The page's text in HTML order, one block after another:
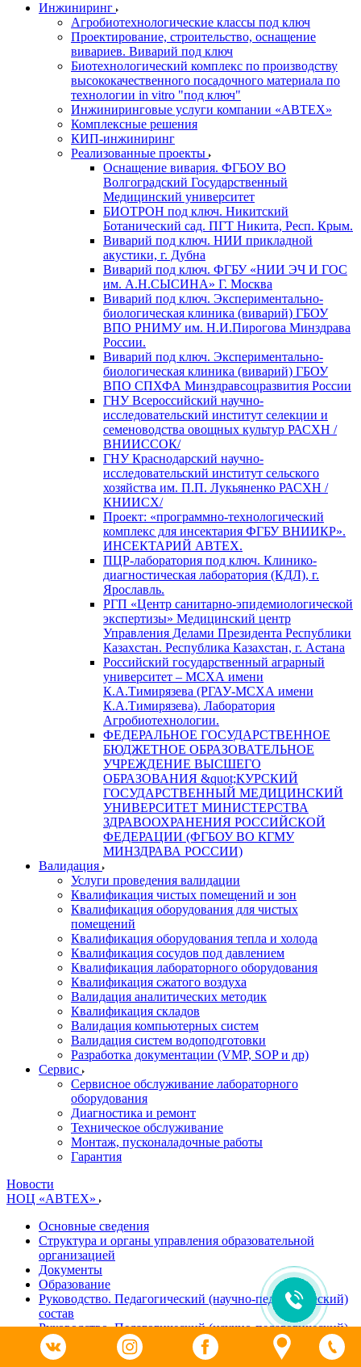
Инжиниринг
Агробиотехнологические классы под ключ
Проектирование, строительство, оснащение
вивариев. Виварий под ключ
Биотехнологический комплекс по производству
высококачественного посадочного материала по
технологии in vitro "под ключ"
Инжиниринговые услуги компании «АВТЕХ»
Комплексные решения
КИП-инжиниринг
Реализованные проекты
Оснащение вивария. ФГБОУ ВО
Волгоградский Государственный
Медицинский университет
БИОТРОН под ключ. Никитский
Ботанический сад. ПГТ Никита, Респ. Крым.
Виварий под ключ. НИИ прикладной
акустики, г. Дубна
Виварий под ключ. ФГБУ «НИИ ЭЧ И ГОС
им. А.Н.СЫСИНА» Г. Москва
Виварий под ключ. Экспериментально-
биологическая клиника (виварий) ГБОУ
ВПО РНИМУ им. Н.И.Пирогова Минздрава
России.
Виварий под ключ. Экспериментально-
биологическая клиника (виварий) ГБОУ
ВПО СПХФА Минздравсоцразвития России
ГНУ Всероссийский научно-
исследовательский институт селекции и
семеноводства овощных культур РАСХН /
ВНИИССОК/
ГНУ Краснодарский научно-
исследовательский институт сельского
хозяйства им. П.П. Лукьяненко РАСХН /
КНИИСХ/
Проект: «программно-технологический
комплекс для инсектария ФГБУ ВНИИКР».
ИНСЕКТАРИЙ АВТЕХ.
ПЦР-лаборатория под ключ. Клинико-
диагностическая лаборатория (КДЛ), г.
Ярославль.
РГП «Центр санитарно-эпидемиологической
экспертизы» Медицинский центр
Управления Делами Президента Республики
Казахстан. Республика Казахстан, г. Астана
Российский государственный аграрный
университет – МСХА имени
К.А.Тимирязева (РГАУ-МСХА имени
К.А.Тимирязева). Лаборатория
Агробиотехнологии.
ФЕДЕРАЛЬНОЕ ГОСУДАРСТВЕННОЕ
БЮДЖЕТНОЕ ОБРАЗОВАТЕЛЬНОЕ
УЧРЕЖДЕНИЕ ВЫСШЕГО
ОБРАЗОВАНИЯ &quot;КУРСКИЙ
ГОСУДАРСТВЕННЫЙ МЕДИЦИНСКИЙ
УНИВЕРСИТЕТ МИНИСТЕРСТВА
ЗДРАВООХРАНЕНИЯ РОССИЙСКОЙ
ФЕДЕРАЦИИ (ФГБОУ ВО КГМУ
МИНЗДРАВА РОССИИ)
Валидация
Услуги проведения валидации
Квалификация чистых помещений и зон
Квалификация оборудования для чистых
помещений
Квалификация оборудования тепла и холода
Квалификация сосудов под давлением
Квалификация лабораторного оборудования
Квалификация сжатого воздуха
Валидация аналитических методик
Квалификация складов
Валидация компьютерных систем
Валидация систем водоподготовки
Разработка документации (VMP, SOP и др)
Cервис
Сервисное обслуживание лабораторного
оборудования
Диагностика и ремонт
Техническое обслуживание
Монтаж, пусконаладочные работы
Гарантия
Новости
НОЦ «АВТЕХ»
Основные сведения
Структура и органы управления образовательной
организацией
Документы
Образование
Руководство. Педагогический (научно-педагогический)
состав
Руководство. Педагогический (научно-педагогический)
состав
Материально-техническое обеспечение и оснащенность